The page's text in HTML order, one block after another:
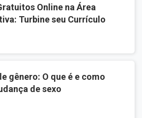
Online na Área
Turbine seu Currículo
gênero: O que é e como
de sexo